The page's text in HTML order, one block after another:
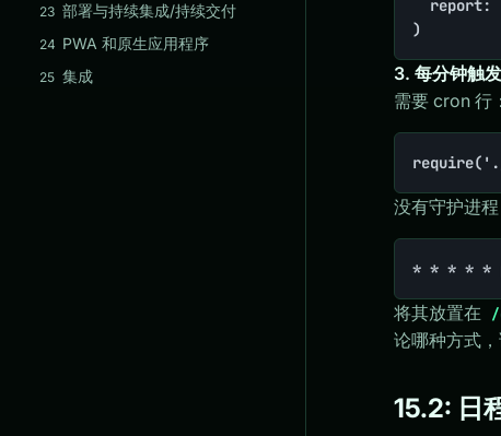
23 部署与持续集成/持续交付
24 PWA 和原生应用程序
25 集成
)
3. 每分钟触发
需要 cron 行：
没有守护进
* * * * *
将其放置在 /
论哪种方式
15.2: 日